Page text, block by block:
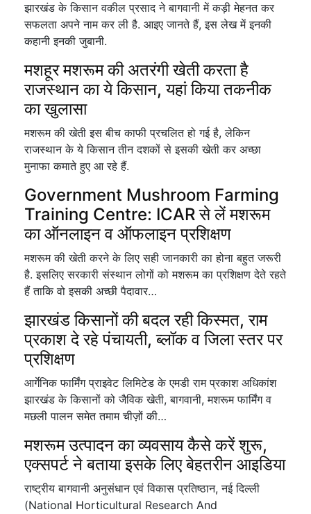
झारखंड के किसान वकील प्रसाद ने बागवानी में कड़ी मेहनत कर
सफलता अपने नाम कर ली है. आइए जानते हैं, इस लेख में इनकी
कहानी इनकी जुबानी.
मशहूर मशरूम की अतरंगी खेती करता है
राजस्थान का ये किसान, यहां किया तकनीक
का खुलासा
मशरूम की खेती इस बीच काफी प्रचलित हो गई है, लेकिन
राजस्थान के ये किसान तीन दशकों से इसकी खेती कर अच्छा
मुनाफा कमाते हुए आ रहे हैं.
Government Mushroom Farming
Training Centre: ICAR से लें मशरूम
का ऑनलाइन व ऑफलाइन प्रशिक्षण
मशरूम की खेती करने के लिए सही जानकारी का होना बहुत जरूरी
है. इसलिए सरकारी संस्थान लोगों को मशरूम का प्रशिक्षण देते रहते
हैं ताकि वो इसकी अच्छी पैदावार…
झारखंड किसानों की बदल रही किस्मत, राम
प्रकाश दे रहे पंचायती, ब्लॉक व जिला स्तर पर
प्रशिक्षण
आर्गेनिक फार्मिंग प्राइवेट लिमिटेड के एमडी राम प्रकाश अधिकांश
झारखंड के किसानों को जैविक खेती, बागवानी, मशरूम फार्मिंग व
मछली पालन समेत तमाम चीज़ों की…
मशरूम उत्पादन का व्यवसाय कैसे करें शुरू,
एक्सपर्ट ने बताया इसके लिए बेहतरीन आइडिया
राष्ट्रीय बागवानी अनुसंधान एवं विकास प्रतिष्ठान, नई दिल्ली
(National Horticultural Research And